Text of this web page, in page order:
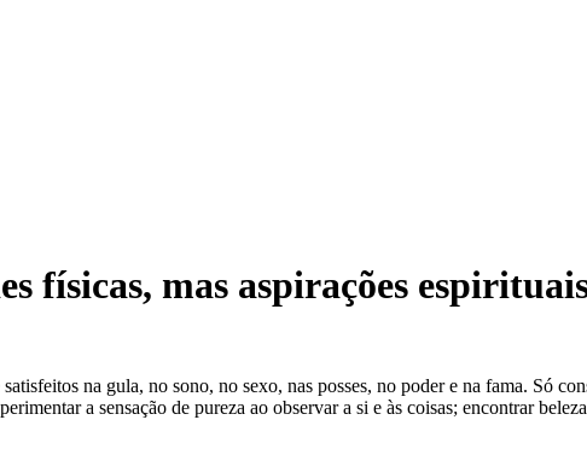
físicas, mas aspirações
na gula, no sono, no sexo, nas posses, no poder e na fama. Só
a sensação de pureza ao observar a si e às coisas; encontrar